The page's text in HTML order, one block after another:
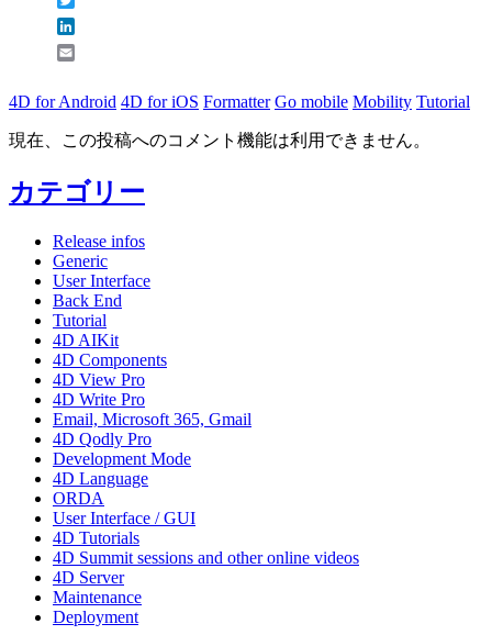
4D for Android 4D for iOS Formatter Go mobile Mobility Tutorial
現在、この投稿へのコメント機能は利用できません。
カテゴリー
Release infos
Generic
User Interface
Back End
Tutorial
4D AIKit
4D Components
4D View Pro
4D Write Pro
Email, Microsoft 365, Gmail
4D Qodly Pro
Development Mode
4D Language
ORDA
User Interface / GUI
4D Tutorials
4D Summit sessions and other online videos
4D Server
Maintenance
Deployment